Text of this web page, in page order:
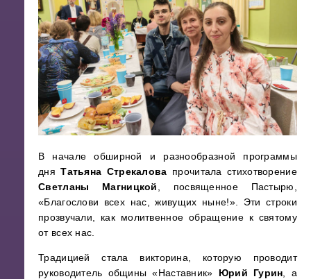
В начале обширной и разнообразной программы
дняТатьяна Стрекалова прочитала стихотворение
Светланы Магницкой
, посвященное Пастырю,
«Благослови всех нас, живущих ныне!». Эти строки
прозвучали, как молитвенное обращение к святому
от всех нас.
Традицией стала викторина, которую проводит
руководитель общины «Наставник» Юрий Гурин , а